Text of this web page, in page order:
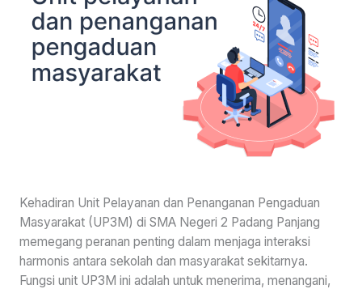
Kehadiran Unit Pelayanan dan Penanganan Pengaduan
Masyarakat (UP3M) di SMA Negeri 2 Padang Panjang
memegang peranan penting dalam menjaga interaksi
harmonis antara sekolah dan masyarakat sekitarnya.
Fungsi unit UP3M ini adalah untuk menerima, menangani,